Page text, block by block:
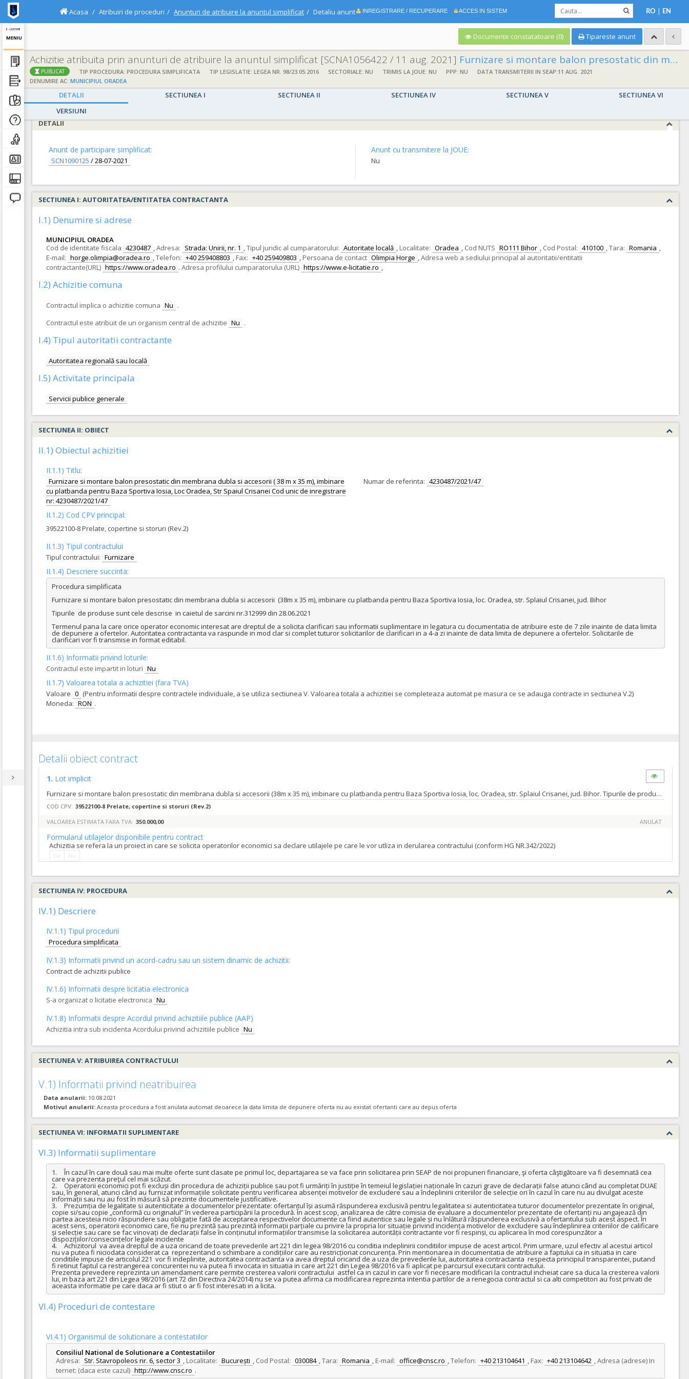
E - LICITATIE
MENIU
INREGISTRARE / RECUPERARE ACCES IN SISTEM RO | EN
Acasa Atribuiri de proceduri Anunturi de atribuire la anuntul simplificat Detaliu anunt
Documente constatatoare (0) Tipareste anunt
;;
Achizitie atribuita prin anunturi de atribuire la anuntul simplificat [SCNA1056422 / 11 aug. 2021] Furnizare si montare balon presostatic din membrana dubla si accesorii ( 38 m x 35 m), imbinare cu platbanda pentru Baza Sportiva Iosia, Loc Oradea, Str Spaiul Crisanei Cod unic de inregistrare nr: 4230487/2021/47
PUBLICAT TIP PROCEDURA: PROCEDURA SIMPLIFICATA TIP LEGISLATIE: LEGEA NR. 98/23.05.2016 SECTORIALE: NU TRIMIS LA JOUE: NU PPP: NU
DATA TRANSMITERII IN SEAP:11 AUG. 2021
DENUMIRE AC: MUNICIPIUL ORADEA
DETALII SECTIUNEA I SECTIUNEA II SECTIUNEA IV SECTIUNEA V
SECTIUNEA VI
VERSIUNI
DETALII
Anunt de participare simplificat:
SCN1090125 /28-07-2021
Anunt cu transmitere la JOUE:
Nu
SECTIUNEA I: AUTORITATEA/ENTITATEA CONTRACTANTA
I.1) Denumire si adrese
MUNICIPIUL ORADEA
Cod de identitate fiscala 4230487 ,Adresa: Strada: Unirii, nr. 1 ,Tipul juridic al cumparatorului: Autoritate locală , Localitate: Oradea , Cod NUTS RO111 Bihor , Cod Postal: 410100 ,Tara: Romania ,
E-mail: horge.olimpia@oradea.ro ,Telefon: +40 259408803 , Fax: +40 259409803 , Persoana de contact Olimpia Horge ,Adresa web a sediului principal al autoritatii/entitatii
contractante(URL) https://www.oradea.ro . Adresa profilului cumparatorului (URL) https://www.e-licitatie.ro ,
I.2) Achizitie comuna
Contractul implica o achizitie comuna Nu .
Contractul este atribuit de un organism central de achizitie Nu .
I.4) Tipul autoritatii contractante
Autoritatea regională sau locală
I.5) Activitate principala
Servicii publice generale
SECTIUNEA II: OBIECT
II.1) Obiectul achizitiei
II.1.1) Titlu:
Furnizare si montare balon presostatic din membrana dubla si accesorii ( 38 m x 35 m), imbinare
cu platbanda pentru Baza Sportiva Iosia, Loc Oradea, Str Spaiul Crisanei Cod unic de inregistrare
nr: 4230487/2021/47
Numar de referinta: 4230487/2021/47
II.1.2) Cod CPV principal:
39522100-8 Prelate, copertine si storuri (Rev.2)
II.1.3) Tipul contractului
Tipul contractului: Furnizare
II.1.4) Descriere succinta:
Procedura simplificata
Furnizare si montare balon presostatic din membrana dubla si accesorii  (38m x 35 m), imbinare cu platbanda pentru Baza Sportiva Iosia, loc. Oradea, str. Splaiul Crisanei, jud. Bihor
Tipurile  de produse sunt cele descrise  in caietul de sarcini nr.312999 din 28.06.2021
Termenul pana la care orice operator economic interesat are dreptul de a solicita clarificari sau informatii suplimentare in legatura cu documentatia de atribuire este de 7 zile inainte de data limita
de depunere a ofertelor. Autoritatea contractanta va raspunde in mod clar si complet tuturor solicitarilor de clarificari in a 4-a zi inainte de data limita de depunere a ofertelor. Solicitarile de
clarificari vor fi transmise in format editabil.
II.1.6) Informatii privind loturile:
Contractul este impartit in loturi Nu
II.1.7) Valoarea totala a achizitiei (fara TVA)
Valoare 0 (Pentru informatii despre contractele individuale, a se utiliza sectiunea V. Valoarea totala a achizitiei se completeaza automat pe masura ce se adauga contracte in sectiunea V.2)
Moneda: RON .
Detalii obiect contract
1. Lot implicit
Furnizare si montare balon presostatic din membrana dubla si accesorii (38m x 35 m), imbinare cu platbanda pentru Baza Sportiva Iosia, loc. Oradea, str. Splaiul Crisanei, jud. Bihor. Tipurile de produse sunt cele descrise in caietul de sarcini nr.312999 din 28.06.2021 Termenul pana la care orice operator economic interesat are dreptul de a solicita clarificari sau informatii suplimentare in legatura cu documentatia de atribuire este de 7 zile inainte de data limita de depunere a ofertelor. Autoritatea contractanta va raspunde in mod clar si complet tuturor solicitarilor de clarificari in a 4-a zi inainte de data limita de depunere a ofertelor. Solicitarile de clarificari vor fi transmise in format editabil.
COD CPV: 39522100-8 Prelate, copertine si storuri (Rev.2)
VALOAREA ESTIMATA FARA TVA: 350.000,00 ANULAT
Formularul utilajelor disponibile pentru contract
Achizitia se refera la un proiect in care se solicita operatorilor economici sa declare utilajele pe care le vor utliza in derularea contractului (conform HG NR.342/2022)
SECTIUNEA IV: PROCEDURA
IV.1) Descriere
IV.1.1) Tipul procedurii
Procedura simplificata
IV.1.3) Informatii privind un acord-cadru sau un sistem dinamic de achizitii:
Contract de achizitii publice
IV.1.6) Informatii despre licitatia electronica
S-a organizat o licitatie electronica Nu
IV.1.8) Informatii despre Acordul privind achizitiile publice (AAP)
Achizitia intra sub incidenta Acordului privind achizitiile publice Nu
SECTIUNEA V: ATRIBUIREA CONTRACTULUI
V.1) Informatii privind neatribuirea
Data anularii: 10.08.2021
Motivul anularii: Aceasta procedura a fost anulata automat deoarece la data limita de depunere oferta nu au existat ofertanti care au depus oferta
SECTIUNEA VI: INFORMATII SUPLIMENTARE
VI.3) Informatii suplimentare
1.	În cazul în care două sau mai multe oferte sunt clasate pe primul loc, departajarea se va face prin solicitarea prin SEAP de noi propuneri financiare, şi oferta câştigătoare va fi desemnată cea
care va prezenta preţul cel mai scăzut.
2.	Operatorii economici pot fi excluși din procedura de achiziții publice sau pot fi urmăriți în justiție în temeiul legislației naționale în cazuri grave de declarații false atunci când au completat DUAE
sau, în general, atunci când au furnizat informațiile solicitate pentru verificarea absenței motivelor de excludere sau a îndeplinirii criteriilor de selecție ori în cazul în care nu au divulgat aceste
informații sau nu au fost în măsură să prezinte documentele justificative.
3.	Prezumția de legalitate si autenticitate a documentelor prezentate: ofertantul își asumă răspunderea exclusivă pentru legalitatea si autenticitatea tuturor documentelor prezentate în original,
copie si/sau copie „conformă cu originalul” în vederea participării la procedură. În acest scop, analizarea de către comisia de evaluare a documentelor prezentate de ofertanți nu angajează din
partea acesteia nicio răspundere sau obligație fată de acceptarea respectivelor documente ca fiind autentice sau legale și nu înlătură răspunderea exclusivă a ofertantului sub acest aspect. În
acest sens, operatorii economici care, fie nu prezintă sau prezintă informații parțiale cu privire la propria lor situație privind incidența motivelor de excludere sau îndeplinirea criteriilor de calificare
și selecție sau care se fac vinovați de declarații false în conținutul informațiilor transmise la solicitarea autorității contractante vor fi respinși, cu aplicarea în mod corespunzător a
dispozițiilor/consecințelor legale incidente
4.	Achizitorul  va avea dreptul de a uza oricand de toate prevederile art 221 din legea 98/2016 cu conditia indeplinirii conditiilor impuse de acest articol. Prim urmare, uzul efectiv al acestui articol
nu va putea fi niciodata considerat ca  reprezentand o schimbare a condițiilor care au restricționat concurența. Prin mentionarea in documentatia de atribuire a faptului ca in situatia in care
conditiile impuse de articolul 221  vor fi indeplinite, autoritatea contractanta va avea dreptul oricand de a uza de prevederile lui, autoritatea contractanta  respecta principiul transparentei, putand
fi retinut faptul ca restrangerea concurentei nu va putea fi invocata in situatia in care art 221 din Legea 98/2016 va fi aplicat pe parcursul executarii contractului.
Prezenta prevedere reprezinta un amendament care permite cresterea valorii contractului  astfel ca in cazul in care vor fi necesare modificari la contractul incheiat care sa duca la cresterea valorii
lui, in baza art 221 din Legea 98/2016 (art 72 din Directiva 24/2014) nu se va putea afirma ca modificarea reprezinta intentia partilor de a renegocia contractul si ca alti competitori au fost privati de
aceasta informatie pe care daca ar fi stiut o ar fi fost interesati in a licita.
VI.4) Proceduri de contestare
VI.4.1) Organismul de solutionare a contestatiilor
Consiliul National de Solutionare a Contestatiilor
Adresa: Str. Stavropoleos nr. 6, sector 3 , Localitate: București , Cod Postal: 030084 ,Tara: Romania , E-mail: office@cnsc.ro ,Telefon: +40 213104641 , Fax: +40 213104642 ,Adresa (adrese) In
ternet: (daca este cazul) http://www.cnsc.ro .